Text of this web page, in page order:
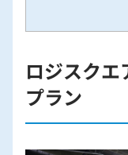
ロジスク
プラン